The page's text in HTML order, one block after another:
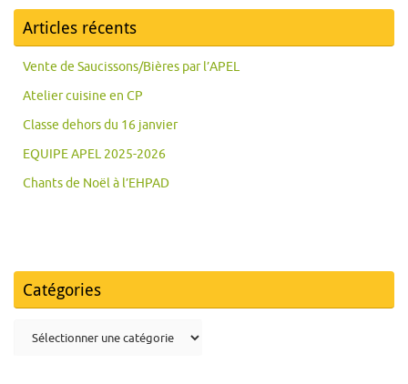
Articles récents
Vente de Saucissons/Bières par l’APEL
Atelier cuisine en CP
Classe dehors du 16 janvier
EQUIPE APEL 2025-2026
Chants de Noël à l’EHPAD
Catégories